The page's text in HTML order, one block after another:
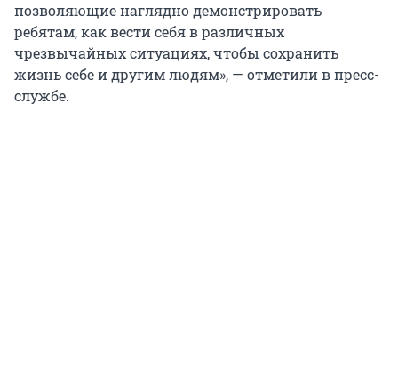
позволяющие наглядно демонстрировать
ребятам, как вести себя в различных
чрезвычайных ситуациях, чтобы сохранить
жизнь себе и другим людям», — отметили в пресс-
службе.